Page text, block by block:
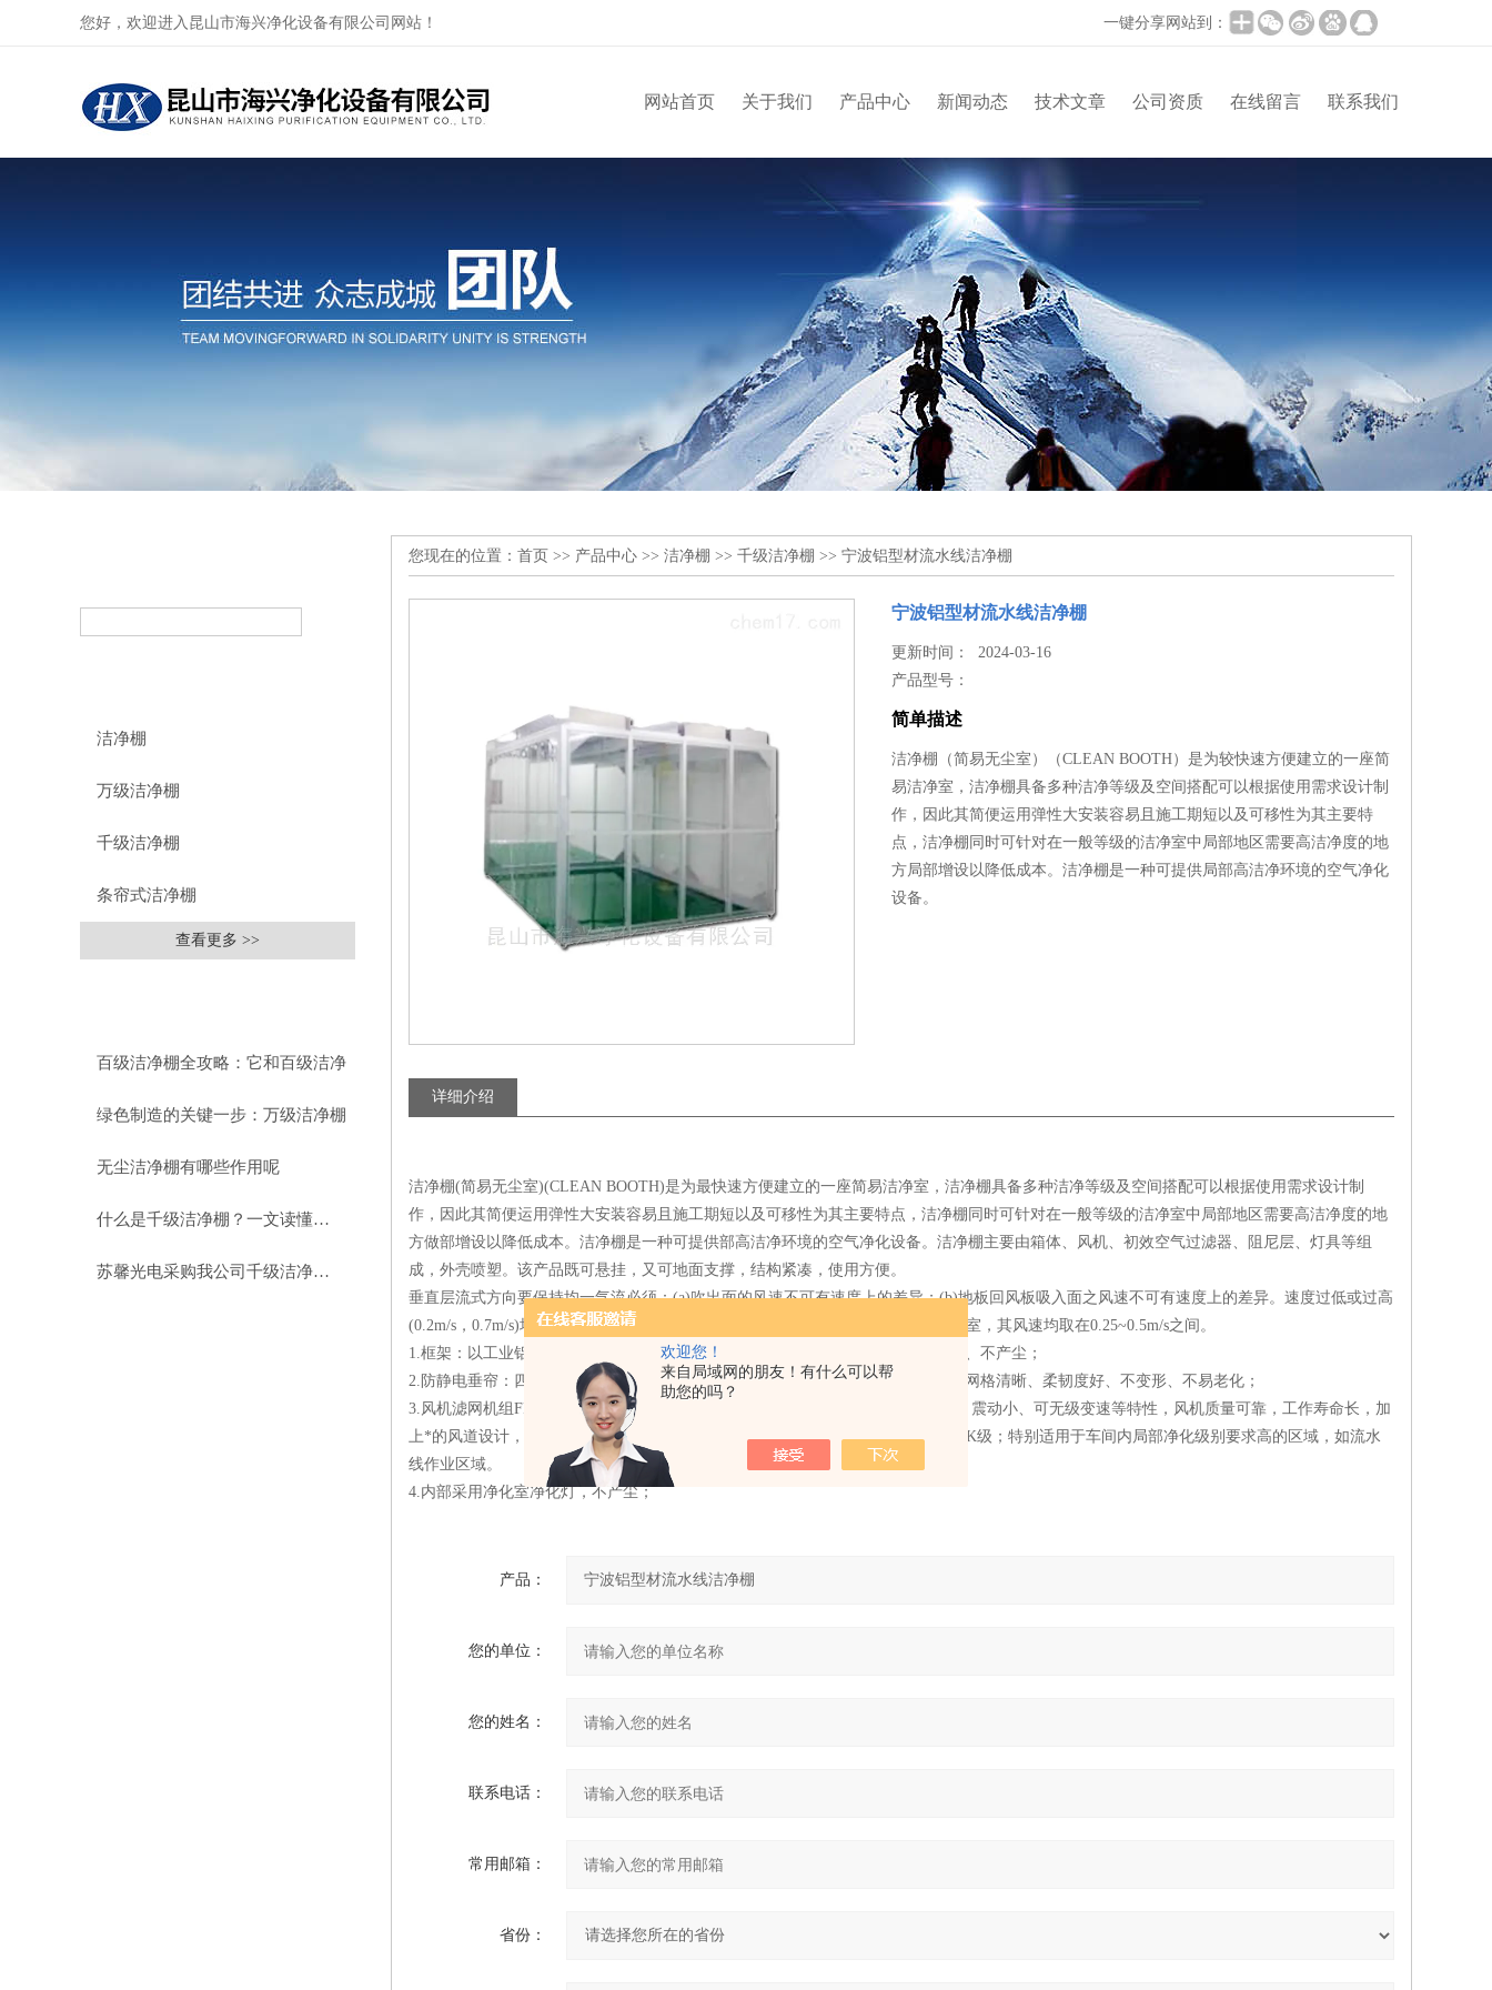
欢迎您！
来自局域网的朋友！有什么可以帮
助您的吗？
您好，欢迎进入昆山市海兴净化设备有限公司网站！ 一键分享网站到：
网站首页 关于我们 产品中心 新闻动态 技术文章 公司资质 在线留言 联系我们
洁净棚
万级洁净棚
千级洁净棚
条帘式洁净棚
查看更多 >>
百级洁净棚全攻略：它和百级洁净
室到底有什么区别？
绿色制造的关键一步：万级洁净棚
助力环保型半导体产业发展
无尘洁净棚有哪些作用呢
什么是千级洁净棚？一文读懂其结构特点与局部净化优势
苏馨光电采购我公司千级洁净棚普通工作台一批（7月07日）已顺利交货
您现在的位置： 首页 >> 产品中心 >> 洁净棚 >> 千级洁净棚 >> 宁波铝型材流水线洁净棚
宁波铝型材流水线洁净棚
更新时间： 2024-03-16
产品型号：
简单描述
洁净棚（简易无尘室）（CLEAN BOOTH）是为较快速方便建立的一座简
易洁净室，洁净棚具备多种洁净等级及空间搭配可以根据使用需求设计制
作，因此其简便运用弹性大安装容易且施工期短以及可移性为其主要特
点，洁净棚同时可针对在一般等级的洁净室中局部地区需要高洁净度的地
方局部增设以降低成本。洁净棚是一种可提供局部高洁净环境的空气净化
设备。
详细介绍
洁净棚(简易无尘室)(CLEAN BOOTH)是为最快速方便建立的一座简易洁净室，洁净棚具备多种洁净等级及空间搭配可以根据使用需求设计制
作，因此其简便运用弹性大安装容易且施工期短以及可移性为其主要特点，洁净棚同时可针对在一般等级的洁净室中局部地区需要高洁净度的地
方做部增设以降低成本。洁净棚是一种可提供部高洁净环境的空气净化设备。洁净棚主要由箱体、风机、初效空气过滤器、阻尼层、灯具等组
成，外壳喷塑。该产品既可悬挂，又可地面支撑，结构紧凑，使用方便。
垂直层流式方向要保持均一气流必须：(a)吹出面的风速不可有速度上的差异；(b)地板回风板吸入面之风速不可有速度上的差异。速度过低或过高
(0.2m/s，0.7m/s)均有涡流之现象发生，而0.5m/s之速度，气流则较均一，一般洁净室，其风速均取在0.25~0.5m/s之间。
1.框架：以工业铝材（或不锈钢方通、铁方通喷塑）作为框架稳固、美观、不生锈、不产尘；
2.防静电垂帘：四周围用防静电垂帘（或亚克力板），防静电效果好、透明度高、网格清晰、柔韧度好、不变形、不易老化；
3.风机滤网机组FFU：，采用新加坡PCI离心风机，具有长寿命、低噪声、免维护、震动小、可无级变速等特性，风机质量可靠，工作寿命长，加
上*的风道设计，大大提高了风机的效率、降低了噪声！内部净化级别可达100-100K级；特别适用于车间内局部净化级别要求高的区域，如流水
线作业区域。
4.内部采用净化室净化灯，不产尘；
产品：
您的单位：
您的姓名：
联系电话：
常用邮箱：
省份：